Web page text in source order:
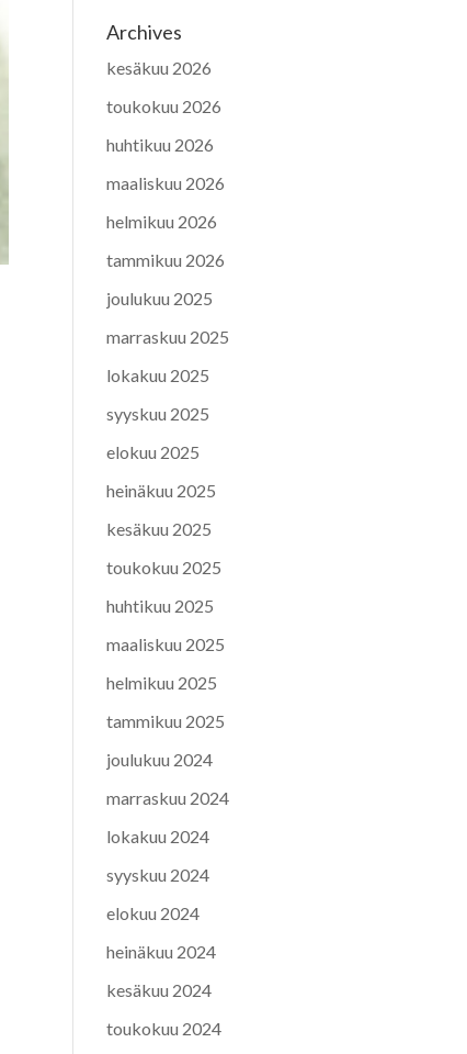
Archives
kesäkuu 2026
toukokuu 2026
huhtikuu 2026
maaliskuu 2026
helmikuu 2026
tammikuu 2026
joulukuu 2025
marraskuu 2025
lokakuu 2025
syyskuu 2025
elokuu 2025
heinäkuu 2025
kesäkuu 2025
toukokuu 2025
huhtikuu 2025
maaliskuu 2025
helmikuu 2025
tammikuu 2025
joulukuu 2024
marraskuu 2024
lokakuu 2024
syyskuu 2024
elokuu 2024
heinäkuu 2024
kesäkuu 2024
toukokuu 2024